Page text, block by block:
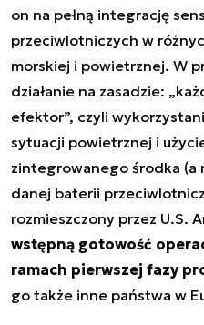
on na pełną integrację
przeciwlotniczych w
morskiej i powietrznej. W
działanie na zasadzie:
efektor”, czyli
sytuacji powietrznej i
zintegrowanego środka
danej baterii
rozmieszczony przez U.S.
wstępną gotowość
ramach pierwszej fazy
go także inne państwa w